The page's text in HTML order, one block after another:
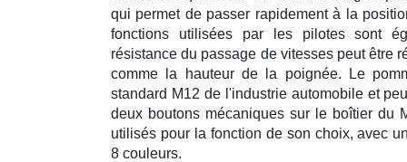
qui permet de passer rapidement à la
fonctions utilisées par les pilotessont
résistance du passage de vitessespeut être
comme la hauteur de la poignée. Le
standard M12 de l'industrie automobile et
deux boutons mécaniques sur le boîtier du
utilisés pour la fonction de son choix, avec
8 couleurs.